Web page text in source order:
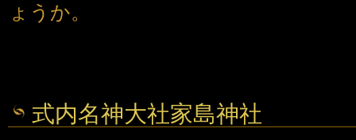
ょうか。
式内名神大社家島神社